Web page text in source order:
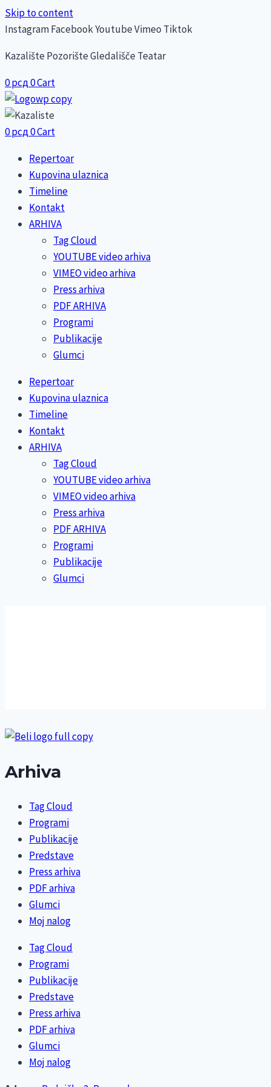
Skip to content
InstagramFacebookYoutubeVimeo Tiktok
Kazalište Pozorište Gledališče Teatar
0рсд0Cart
0рсд0Cart
Repertoar
Kupovina ulaznica
Timeline
Kontakt
ARHIVA
Tag Cloud
YOUTUBE video arhiva
VIMEO video arhiva
Press arhiva
PDF ARHIVA
Programi
Publikacije
Glumci
Repertoar
Kupovina ulaznica
Timeline
Kontakt
ARHIVA
Tag Cloud
YOUTUBE video arhiva
VIMEO video arhiva
Press arhiva
PDF ARHIVA
Programi
Publikacije
Glumci
Arhiva
Tag Cloud
Programi
Publikacije
Predstave
Press arhiva
PDF arhiva
Glumci
Moj nalog
Tag Cloud
Programi
Publikacije
Predstave
Press arhiva
PDF arhiva
Glumci
Moj nalog